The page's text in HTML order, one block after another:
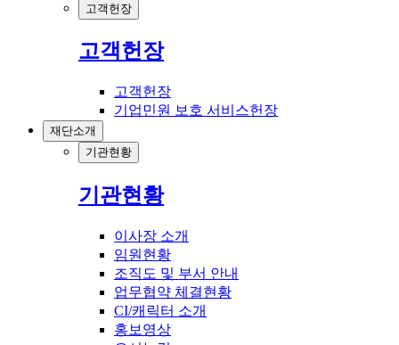
고객헌장
고객헌장
고객헌장
기업민원 보호 서비스헌장
재단소개
기관현황
기관현황
이사장 소개
임원현황
조직도 및 부서 안내
업무협약 체결현황
CI/캐릭터 소개
홍보영상